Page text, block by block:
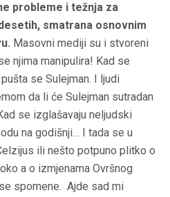
probleme i težnja za
smatrana osnovnim
Masovni mediji su i stvoreni
njima manipulira! Kad se
se Sulejman. I ljudi
da li će Sulejman sutradan
se izglašavaju neljudski
na godišnji… I tada se u
ili nešto potpuno plitko o
a o izmjenama Ovršnog
spomene. Ajde sad mi